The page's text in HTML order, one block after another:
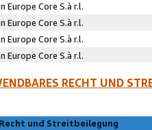
Europe Core S.à r.l.
Europe Core S.à r.l.
Europe Core S.à r.l.
Europe Core S.à r.l.
RECHT UND
und Streitbeilegung